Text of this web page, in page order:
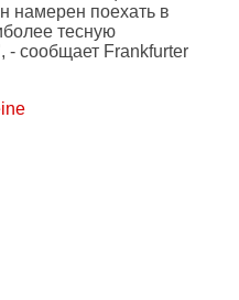
намерен поехать в
тесную
- сообщает Frankfurter